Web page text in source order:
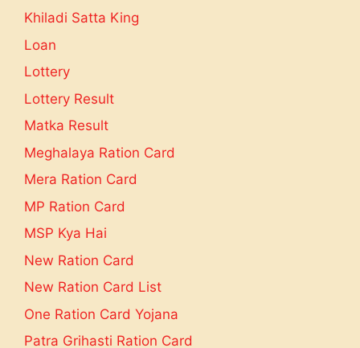
Khiladi Satta King
Loan
Lottery
Lottery Result
Matka Result
Meghalaya Ration Card
Mera Ration Card
MP Ration Card
MSP Kya Hai
New Ration Card
New Ration Card List
One Ration Card Yojana
Patra Grihasti Ration Card